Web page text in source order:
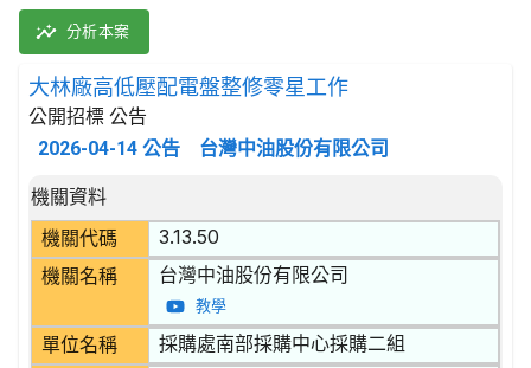
大林廠高低壓配電盤整修零星工作 招標公告 | 案號：
採購類別：勞務類 附帶於金屬產品、機械及設備維修之服
分析本案
大林廠高低壓配電盤整修零星工作
公開招標 公告
2026-04-14 公告 台灣中油股份有限公司
招標公告詳細內容
機關資料
機關代碼
3.13.50
機關名稱 台灣中油股份有限公司
教學
單位名稱 採購處南部採購中心採購二組